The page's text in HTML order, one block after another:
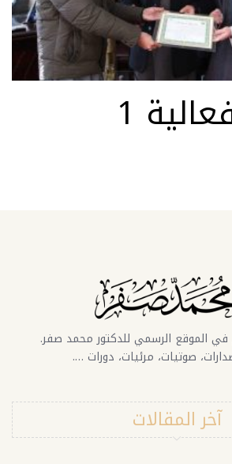
1
الموقع الرسمي للدكتور محمد صفر.
صوتيات، مرئيات، دورات ….
آخر المقالات